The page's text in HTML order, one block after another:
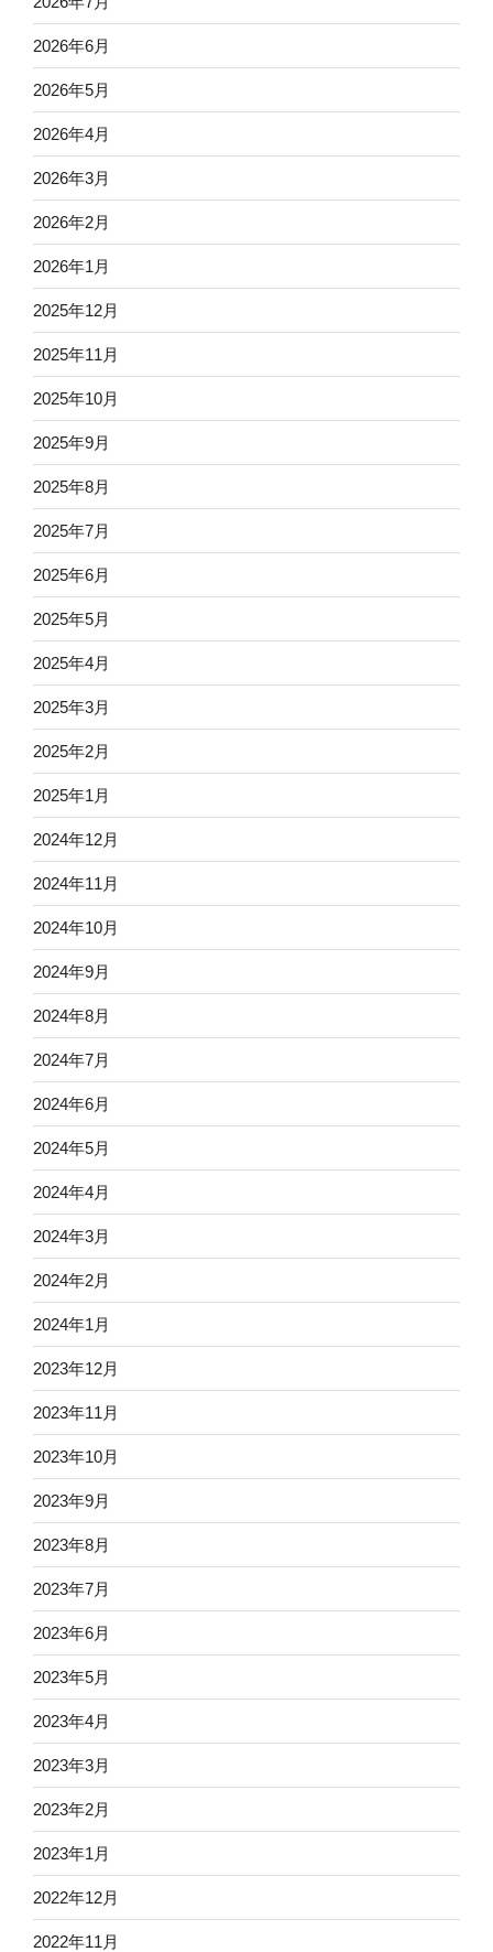
2026年6月
2026年5月
2026年4月
2026年3月
2026年2月
2026年1月
2025年12月
2025年11月
2025年10月
2025年9月
2025年8月
2025年7月
2025年6月
2025年5月
2025年4月
2025年3月
2025年2月
2025年1月
2024年12月
2024年11月
2024年10月
2024年9月
2024年8月
2024年7月
2024年6月
2024年5月
2024年4月
2024年3月
2024年2月
2024年1月
2023年12月
2023年11月
2023年10月
2023年9月
2023年8月
2023年7月
2023年6月
2023年5月
2023年4月
2023年3月
2023年2月
2023年1月
2022年12月
2022年11月